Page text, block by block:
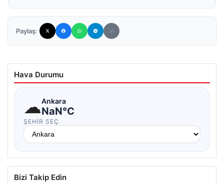
Paylaş:
Hava Durumu
☁Ankara
NaN°C
ŞEHIR SEÇ
Bizi Takip Edin